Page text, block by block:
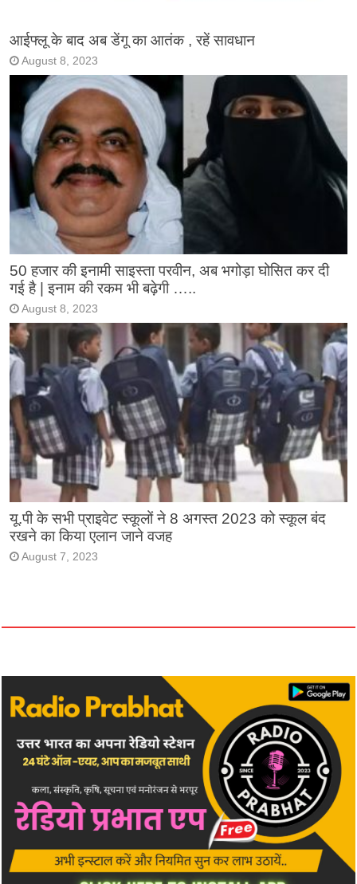
आईफ्लू के बाद अब डेंगू का आतंक , रहें सावधान
August 8, 2023
50 हजार की इनामी साइस्ता परवीन, अब भगोड़ा घोसित कर दी
गई है | इनाम की रकम भी बढ़ेगी …..
August 8, 2023
यू.पी के सभी प्राइवेट स्कूलों ने 8 अगस्त 2023 को स्कूल बंद
रखने का किया एलान जाने वजह
August 7, 2023